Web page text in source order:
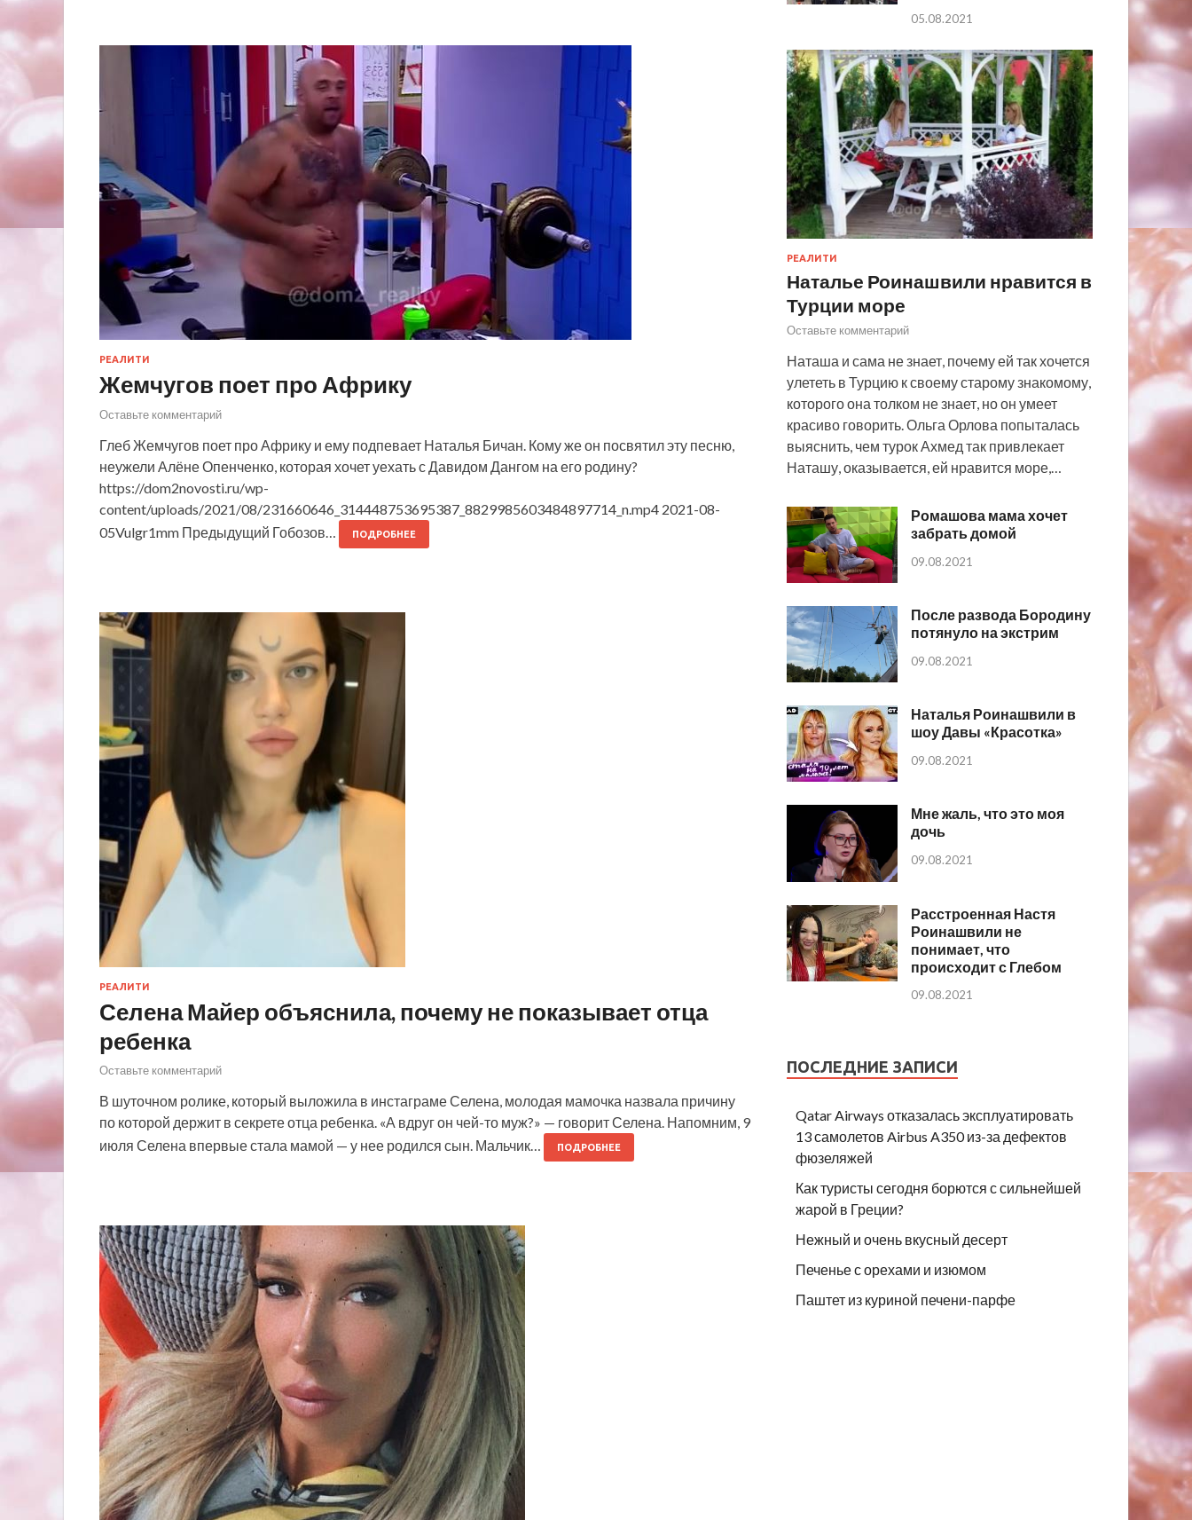
РЕАЛИТИ
Жемчугов поет про Африку
Оставьте комментарий
Глеб Жемчугов поет про Африку и ему подпевает Наталья Бичан. Кому же он посвятил эту песню,
неужели Алёне Опенченко, которая хочет уехать с Давидом Дангом на его родину?
https://dom2novosti.ru/wp-
content/uploads/2021/08/231660646_314448753695387_8829985603484897714_n.mp4 2021-08-
05Vulgr1mm Предыдущий Гобозов…
ПОДРОБНЕЕ
РЕАЛИТИ
Селена Майер объяснила, почему не показывает отца
ребенка
Оставьте комментарий
В шуточном ролике, который выложила в инстаграме Селена, молодая мамочка назвала причину
по которой держит в секрете отца ребенка. «А вдруг он чей-то муж?» — говорит Селена. Напомним, 9
июля Селена впервые стала мамой — у нее родился сын. Мальчик…
ПОДРОБНЕЕ
05.08.2021
РЕАЛИТИ
Наталье Роинашвили нравится в
Турции море
Оставьте комментарий
Наташа и сама не знает, почему ей так хочется
улететь в Турцию к своему старому знакомому,
которого она толком не знает, но он умеет
красиво говорить. Ольга Орлова попыталась
выяснить, чем турок Ахмед так привлекает
Наташу, оказывается, ей нравится море,…
Ромашова мама хочет
забрать домой
09.08.2021
После развода Бородину
потянуло на экстрим
09.08.2021
Наталья Роинашвили в
шоу Давы «Красотка»
09.08.2021
Мне жаль, что это моя
дочь
09.08.2021
Расстроенная Настя
Роинашвили не
понимает, что
происходит с Глебом
09.08.2021
ПОСЛЕДНИЕ ЗАПИСИ
Qatar Airways отказалась эксплуатировать
13 самолетов Airbus A350 из-за дефектов
фюзеляжей
Как туристы сегодня борются с сильнейшей
жарой в Греции?
Нежный и очень вкусный десерт
Печенье с орехами и изюмом
Паштет из куриной печени-парфе